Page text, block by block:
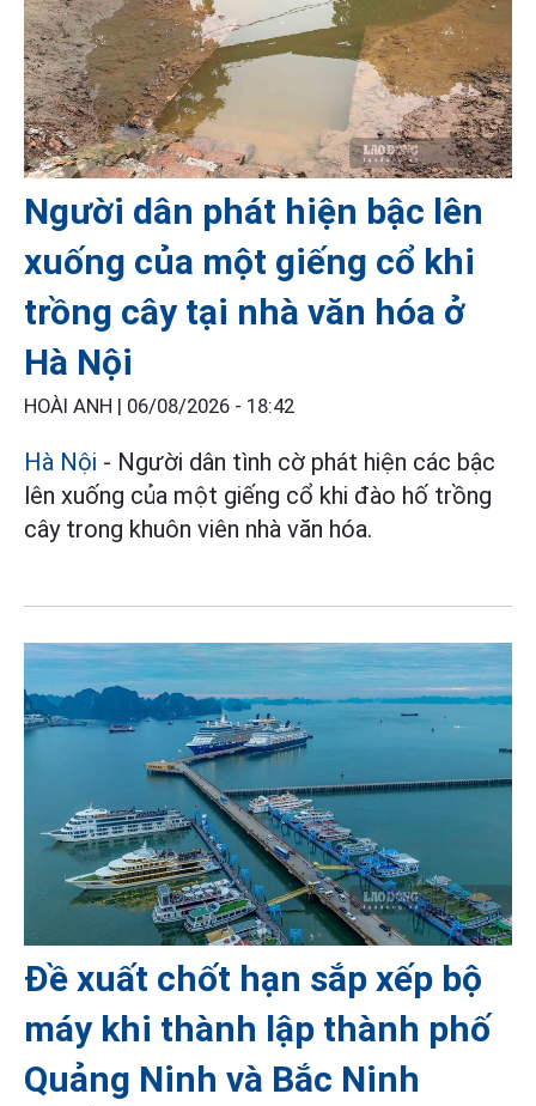
Người dân phát hiện bậc lên
xuống của một giếng cổ khi
trồng cây tại nhà văn hóa ở
Hà Nội
HOÀI ANH | 06/08/2026 - 18:42
Hà Nội - Người dân tình cờ phát hiện các bậc
lên xuống của một giếng cổ khi đào hố trồng
cây trong khuôn viên nhà văn hóa.
Đề xuất chốt hạn sắp xếp bộ
máy khi thành lập thành phố
Quảng Ninh và Bắc Ninh